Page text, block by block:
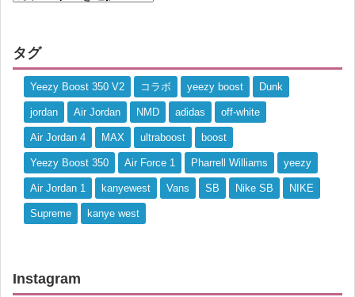
タグ
Yeezy Boost 350 V2 コラボ yeezy boost Dunk
jordan Air Jordan NMD adidas off-white
Air Jordan 4 MAX ultraboost boost
Yeezy Boost 350 Air Force 1 Pharrell Williams yeezy
Air Jordan 1 kanyewest Vans SB Nike SB NIKE
Supreme kanye west
Instagram